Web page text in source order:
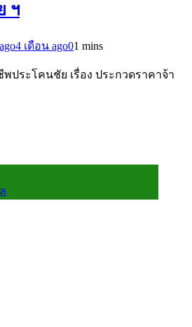
ฯ
4 เดือน ago01 mins
ประโคนชัย เรื่อง ประกวดราคาจ้า